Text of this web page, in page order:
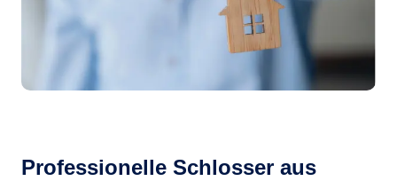
Professionelle Schlosser aus